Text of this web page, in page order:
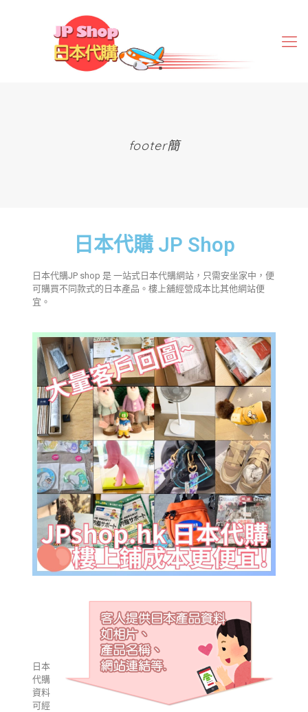
footer簡
日本代購 JP Shop
日本代購JP shop 是 一站式日本代購網站，只需安坐家中，便
可購買不同款式的日本產品。樓上舖經營成本比其他網站便
宜。
日本
代購
資料
可經